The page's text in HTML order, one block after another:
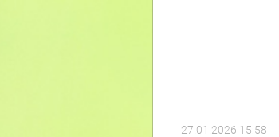
27.01.2026 15:58